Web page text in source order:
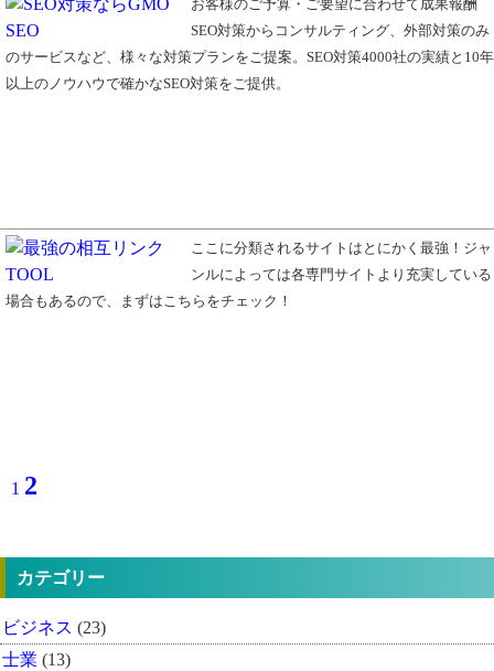
お客様のご予算・ご要望に合わせて成果報酬
SEO対策からコンサルティング、外部対策のみ
のサービスなど、様々な対策プランをご提案。SEO対策4000社の実績と10年
以上のノウハウで確かなSEO対策をご提供。
ここに分類されるサイトはとにかく最強！ジャ
ンルによっては各専門サイトより充実している
場合もあるので、まずはこちらをチェック！
1 2
カテゴリー
ビジネス (23)
士業 (13)